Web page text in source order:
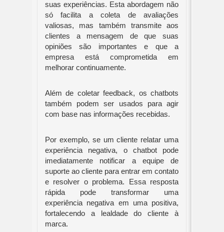
suas experiências. Esta abordagem não
só facilita a coleta de avaliações
valiosas, mas também transmite aos
clientes a mensagem de que suas
opiniões são importantes e que a
empresa está comprometida em
melhorar continuamente.
Além de coletar feedback, os chatbots
também podem ser usados para agir
com base nas informações recebidas.
Por exemplo, se um cliente relatar uma
experiência negativa, o chatbot pode
imediatamente notificar a equipe de
suporte ao cliente para entrar em contato
e resolver o problema. Essa resposta
rápida pode transformar uma
experiência negativa em uma positiva,
fortalecendo a lealdade do cliente à
marca.